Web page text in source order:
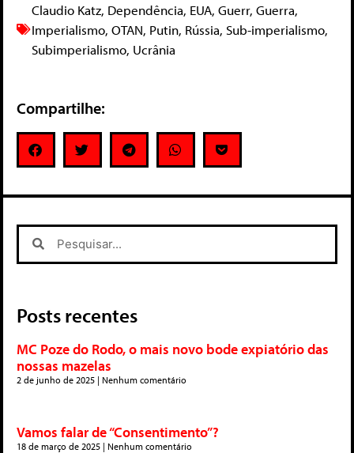
Claudio Katz, Dependência, EUA, Guerr, Guerra,
Imperialismo, OTAN, Putin, Rússia, Sub-imperialismo,
Subimperialismo, Ucrânia
Compartilhe:
Posts recentes
MC Poze do Rodo, o mais novo bode expiatório das
nossas mazelas
2 de junho de 2025 Nenhum comentário
Vamos falar de “Consentimento”?
18 de março de 2025 Nenhum comentário